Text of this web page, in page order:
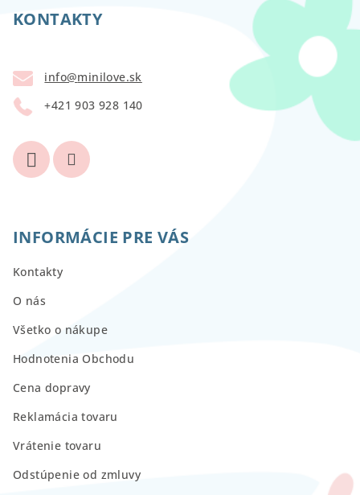
KONTAKTY
info@minilove.sk
+421 903 928 140
INFORMÁCIE PRE VÁS
Kontakty
O nás
Všetko o nákupe
Hodnotenia Obchodu
Cena dopravy
Reklamácia tovaru
Vrátenie tovaru
Odstúpenie od zmluvy